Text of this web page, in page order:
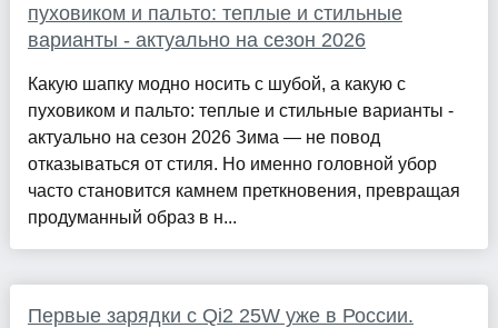
пуховиком и пальто: теплые и стильные
варианты - актуально на сезон 2026
Какую шапку модно носить с шубой, а какую с
пуховиком и пальто: теплые и стильные варианты -
актуально на сезон 2026 Зима — не повод
отказываться от стиля. Но именно головной убор
часто становится камнем преткновения, превращая
продуманный образ в н...
Первые зарядки с Qi2 25W уже в России.